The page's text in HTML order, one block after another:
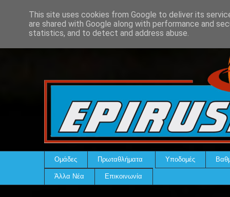
Ομάδες Πρωταθλήματα Υποδομές
Άλλα Νέα Επικοινωνία
This site uses cookies from Google to deliver its
are shared with Google along with performance and
statistics, and to detect and address abuse.